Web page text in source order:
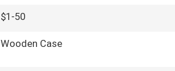
$1-50
Wooden Case